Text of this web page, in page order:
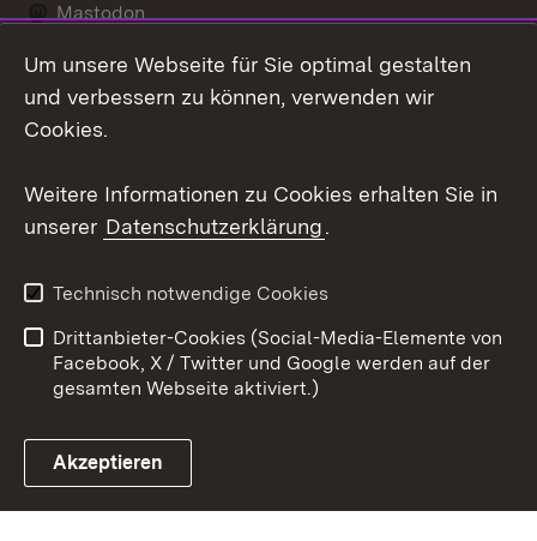
Mastodon
Messenger
Link zum Landesportal
Kontakt
Impressum
Cookies
Um unsere Webseite für Sie optimal gestalten
und verbessern zu können, verwenden wir
Cookies.
Weitere Informationen zu Cookies erhalten Sie in
unserer Datenschutzerklärung.
Technisch notwendige Cookies
Drittanbieter-Cookies (Social-Media-Elemente von
Facebook, X / Twitter und Google werden auf der
gesamten Webseite aktiviert.)
Akzeptieren